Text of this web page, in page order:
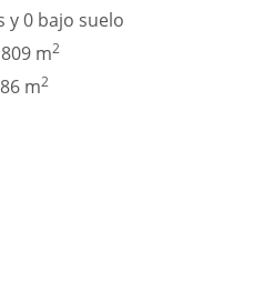
y 0 bajo suelo
m2
m2